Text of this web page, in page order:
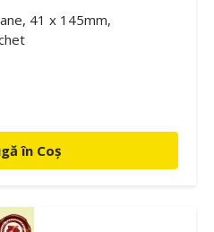
41 x 145mm,
în Coș